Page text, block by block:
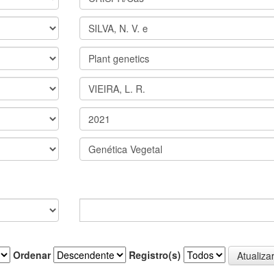
Ordenar Registro(s)